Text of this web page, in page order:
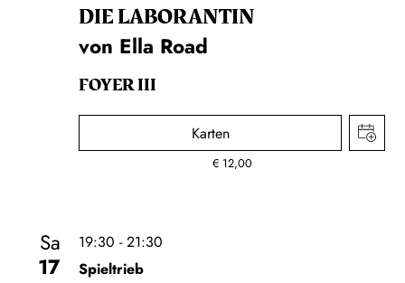
DIE LA­BO­RAN­TIN
von Ella Road
FOYER III
Karten
€ 12,00
Sa
17
19:30 - 21:30
Spieltrieb